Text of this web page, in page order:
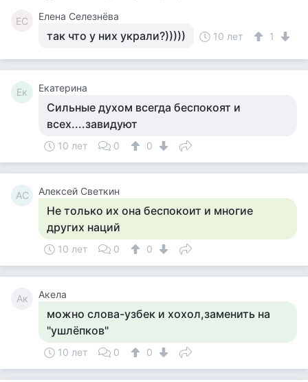
ЕС Елена Селезнёва
так что у них украли?))))) 10 лет 1
Ек Екатерина
Сильные духом всегда беспокоят и
всех....завидуют
10 лет 0 0
АС Алексей Светкин
Не только их она беспокоит и многие
других наций
10 лет 0 0
Ак Акела
можно слова-узбек и хохол,заменить на
"ушлёпков"
10 лет 0 0